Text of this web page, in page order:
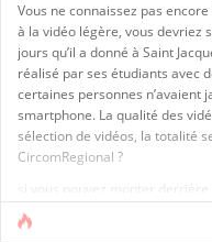
Vous ne connaissez pas
à la vidéo légère, vous devriez
jours qu’il a donné à Saint
réalisé par ses étudiants avec
certaines personnes n’avaient
smartphone. La qualité des
sélection de vidéos, la totalité
CircomRegional ?
si vous pouvez monter
multipliez les plans. Mais une